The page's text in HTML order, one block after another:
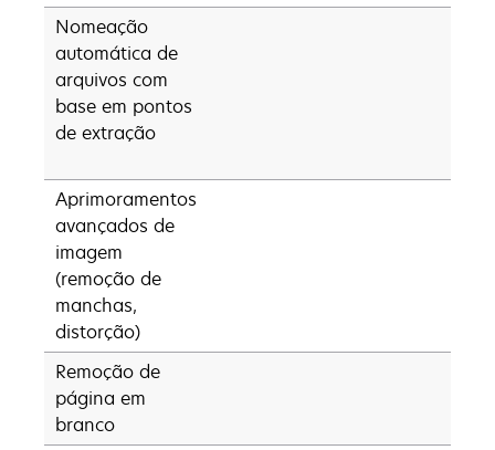
Nomeação
automática de
arquivos com
base em pontos
de extração
Aprimoramentos
avançados de
imagem
(remoção de
manchas,
distorção)
Remoção de
página em
branco